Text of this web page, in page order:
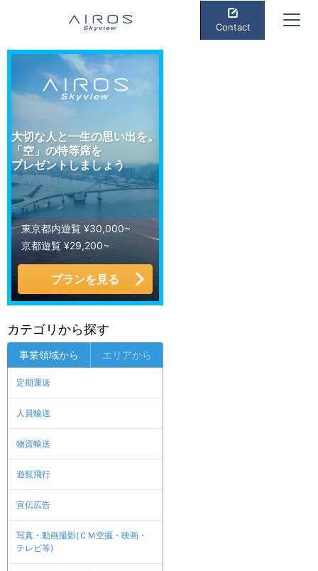
Contact
大切な人と一生の思い出を。
「空」の特等席を
プレゼントしましょう
東京都内遊覧 ¥30,000~
京都遊覧 ¥29,200~
プランを見る
カテゴリから探す
事業領域から エリアから
定期運送
人員輸送
物資輸送
遊覧飛行
宣伝広告
写真・動画撮影(ＣＭ空撮・映画・
テレビ等)